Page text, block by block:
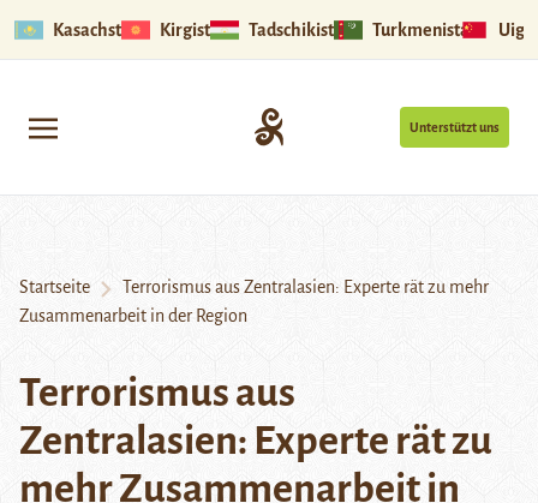
Kasachstan Kirgistan Tadschikistan Turkmenistan
Unterstützt uns
Startseite
Terrorismus aus Zentralasien: Experte rät zu mehr
Zusammenarbeit in der Region
Terrorismus aus
Zentralasien: Experte rät zu
mehr Zusammenarbeit in